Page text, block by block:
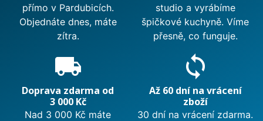
přímo v Pardubicích.
Objednáte dnes, máte
zítra.
studio a vyrábíme
špičkové kuchyně. Víme
přesně, co funguje.
local_shipping
Doprava zdarma od
3 000 Kč
Nad 3 000 Kč máte
sync
Až 60 dní na vrácení
zboží
30 dní na vrácení zdarma.